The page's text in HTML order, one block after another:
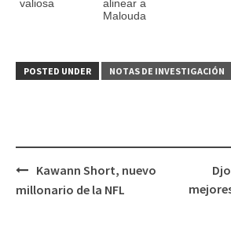
valiosa
alinear a
Malouda
POSTED UNDER NOTAS DE INVESTIGACIÓN
Post
Kawann Short, nuevo
millonario de la NFL